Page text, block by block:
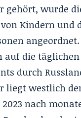
gehört, wurde
Kindern und
auf die täglichen
durch
liegt westlich
nach